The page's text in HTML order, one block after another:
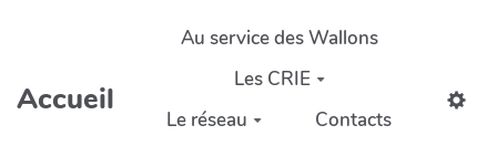
Aller au contenu principal
Accueil
Au service des Wallons
Les CRIE
Le réseau
Contacts